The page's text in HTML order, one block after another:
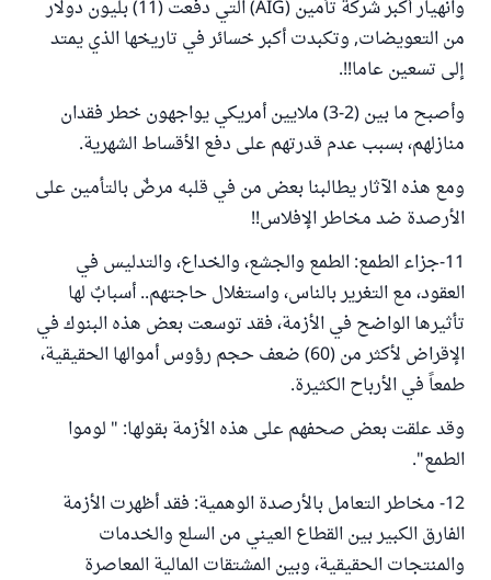
وانهيار أكبر شركة تأمين (AIG) التي دفعت (11) بليون دولار
من التعويضات, وتكبدت أكبر خسائر في تاريخها الذي يمتد
إلى تسعين عاما!!.
وأصبح ما بين (2-3) ملايين أمريكي يواجهون خطر فقدان
منازلهم، بسبب عدم قدرتهم على دفع الأقساط الشهرية.
ومع هذه الآثار يطالبنا بعض من في قلبه مرضٌ بالتأمين على
الأرصدة ضد مخاطر الإفلاس!!
11-جزاء الطمع: الطمع والجشع، والخداع، والتدليس في
العقود، مع التغرير بالناس، واستغلال حاجتهم.. أسبابٌ لها
تأثيرها الواضح في الأزمة، فقد توسعت بعض هذه البنوك في
الإقراض لأكثر من (60) ضعف حجم رؤوس أموالها الحقيقية،
طمعاً في الأرباح الكثيرة.
وقد علقت بعض صحفهم على هذه الأزمة بقولها: " لوموا
الطمع".
12- مخاطر التعامل بالأرصدة الوهمية: فقد أظهرت الأزمة
الفارق الكبير بين القطاع العيني من السلع والخدمات
والمنتجات الحقيقية، وبين المشتقات المالية المعاصرة